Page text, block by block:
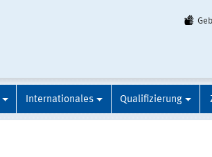
Internationales Qualifizierung